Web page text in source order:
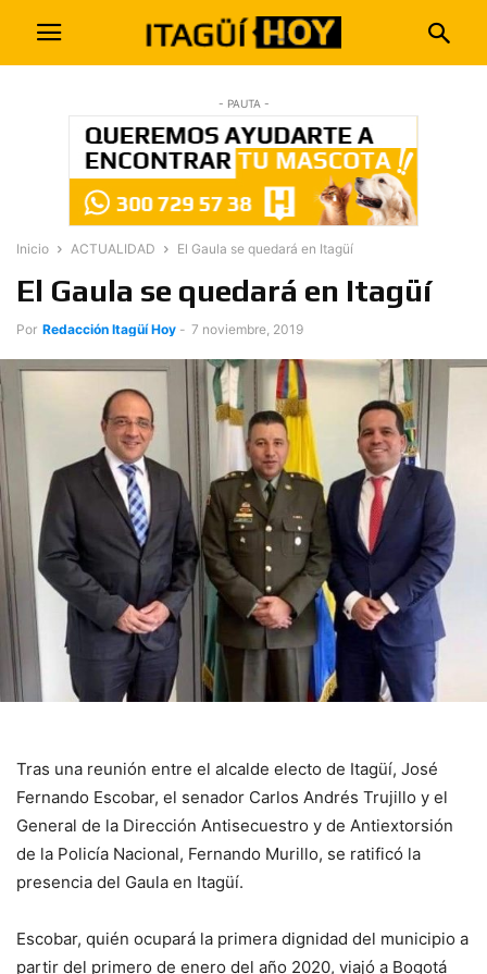
- PAUTA -
Inicio ACTUALIDAD El Gaula se quedará en Itagüí
El Gaula se quedará en Itagüí
Por Redacción Itagüí Hoy - 7 noviembre, 2019
Tras una reunión entre el alcalde electo de Itagüí, José
Fernando Escobar, el senador Carlos Andrés Trujillo y el
General de la Dirección Antisecuestro y de Antiextorsión
de la Policía Nacional, Fernando Murillo, se ratificó la
presencia del Gaula en Itagüí.
Escobar, quién ocupará la primera dignidad del municipio a
partir del primero de enero del año 2020, viajó a Bogotá